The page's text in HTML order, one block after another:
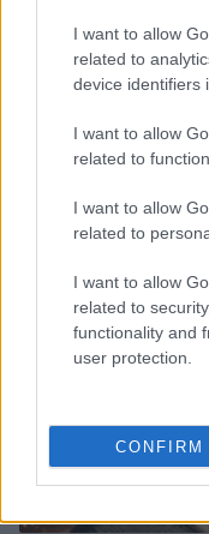
I want to allow
related to
device identifiers
I want to allow
related to
I want to allow
related to
I want to allow
related to
functionality and
user protection.
CONFIRM
Snowboard
esposizioni e manto
SNOWBOARD